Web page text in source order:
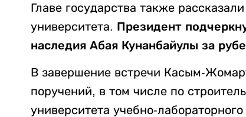
Главе государства также
университета. Президент
наследия Абая Кунанбайулы за
В завершение встречи Касым-
поручений, в том числе по
университета учебно-